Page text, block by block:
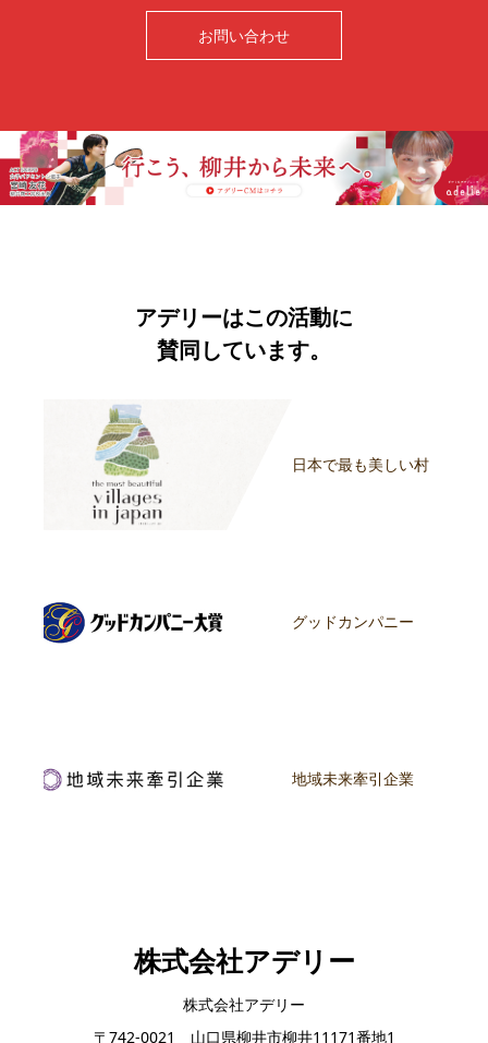
お問い合わせ
アデリーはこの活動に
賛同しています。
日本で最も美しい村
グッドカンパニー
地域未来牽引企業
株式会社アデリー
株式会社アデリー
〒742-0021 山口県柳井市柳井11171番地1